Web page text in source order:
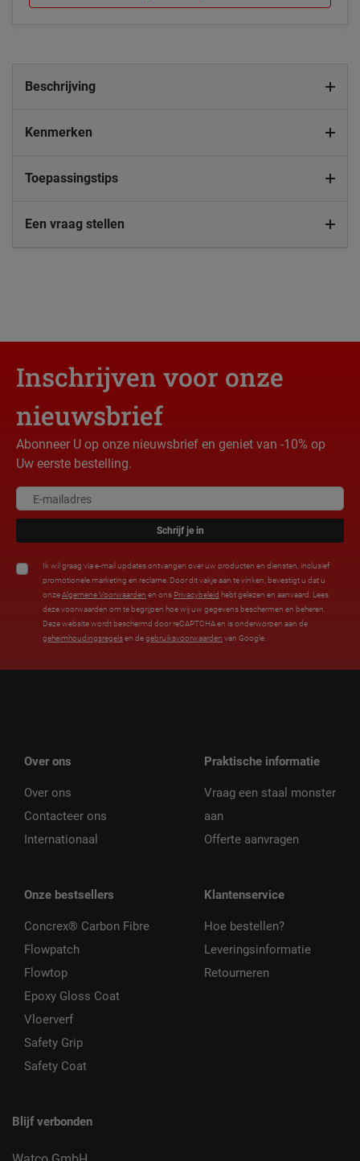
Beschrijving
Kenmerken
Toepassingstips
Een vraag stellen
Inschrijven voor onze
nieuwsbrief
Abonneer U op onze nieuwsbrief en geniet van -10% op
Uw eerste bestelling.
Schrijf je in
Ik wil graag via e-mail updates ontvangen over uw producten en diensten, inclusief
promotionele marketing en reclame. Door dit vakje aan te vinken, bevestigt u dat u
onzeAlgemene Voorwaarden en ons Privacybeleid hebt gelezen en aanvaard. Lees
deze voorwaarden om te begrijpen hoe wij uw gegevens beschermen en beheren.
Deze website wordt beschermd door reCAPTCHA en is onderworpen aan de
geheimhoudingsregelsen degebruiksvoorwaarden van Google.
Over ons
Over ons
Contacteer ons
Internationaal
Onze bestsellers
Concrex® Carbon Fibre
Flowpatch
Flowtop
Epoxy Gloss Coat
Vloerverf
Safety Grip
Safety Coat
Praktische informatie
Vraag een staal monster
aan
Offerte aanvragen
Klantenservice
Hoe bestellen?
Leveringsinformatie
Retourneren
Blijf verbonden